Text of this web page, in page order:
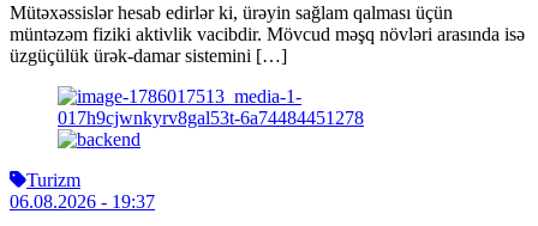
Mütəxəssislər hesab edirlər ki, ürəyin sağlam qalması üçün
müntəzəm fiziki aktivlik vacibdir. Mövcud məşq növləri arasında isə
üzgüçülük ürək-damar sistemini […]
Turizm
06.08.2026 - 19:37